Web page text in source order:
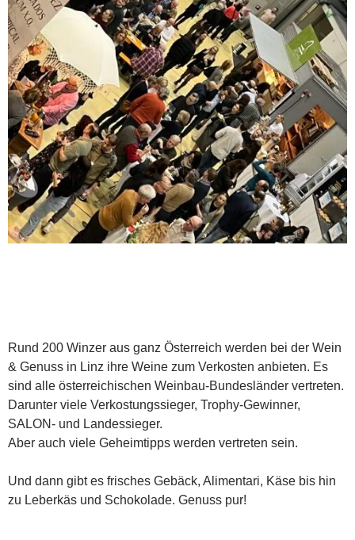
Rund 200 Winzer aus ganz Österreich werden bei der Wein
& Genuss in Linz ihre Weine zum Verkosten anbieten. Es
sind alle österreichischen Weinbau-Bundesländer vertreten.
Darunter viele Verkostungssieger, Trophy-Gewinner,
SALON- und Landessieger.
Aber auch viele Geheimtipps werden vertreten sein.
Und dann gibt es frisches Gebäck, Alimentari, Käse bis hin
zu Leberkäs und Schokolade. Genuss pur!